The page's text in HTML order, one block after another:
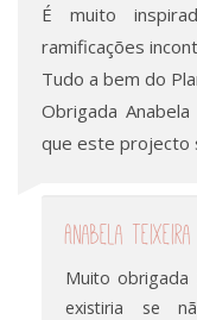
É muito
ramificações
Tudo a bem do
Obrigada
que este projecto
Anabela Teixeira
Muito
existiria se